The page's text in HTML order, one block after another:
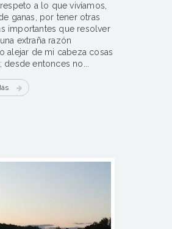
a lo que vivíamos,
ganas, por tener otras
importantes que resolver
extraña razón
alejar de mi cabeza cosas
desde entonces no...